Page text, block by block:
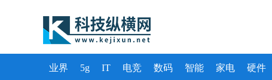
业界 5g IT 电竞 数码 智能 家电 硬件